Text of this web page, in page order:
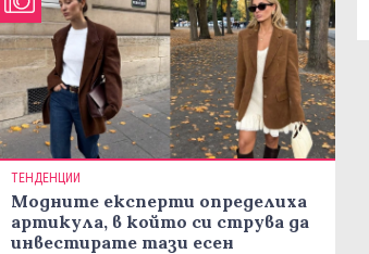
ТЕНДЕНЦИИ
Модните експерти определиха
артикула, в който си струва да
инвестирате тази есен